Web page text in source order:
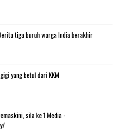
tiga buruh warga India berakhir
yang betul dari KKM
sila ke 1 Media -